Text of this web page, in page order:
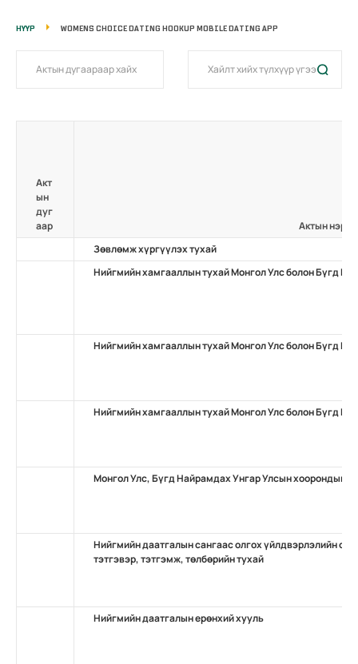
НҮҮР WOMENS CHOICE DATING HOOKUP MOBILE DATING APP
Акт
ын
дуг
аар
Актын нэр
Зөвлөмж хүргүүлэх тухай
Нийгмийн хамгааллын тухай Монгол Улс болон Бүгд
Нийгмийн хамгааллын тухай Монгол Улс болон Бүгд
Нийгмийн хамгааллын тухай Монгол Улс болон Бүгд
Монгол Улс, Бүгд Найрамдах Унгар Улсын хоорондын
Нийгмийн даатгалын сангаас олгох үйлдвэрлэлийн
тэтгэвэр, тэтгэмж, төлбөрийн тухай
Нийгмийн даатгалын ерөнхий хууль